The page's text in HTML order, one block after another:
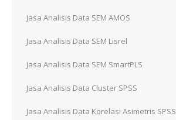
Jasa Analisis Data SEM AMOS
Jasa Analisis Data SEM Lisrel
Jasa Analisis Data SEM SmartPLS
Jasa Analisis Data Cluster SPSS
Jasa Analisis Data Korelasi Asimetris SPSS